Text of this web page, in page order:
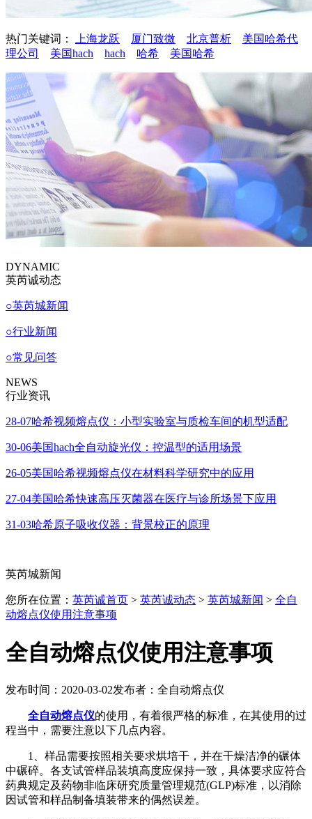
热门关键词： 上海龙跃 厦门致微 北京普析
美国哈希代
理公司
美国hach hach 哈希 美国哈希
DYNAMIC
英芮诚动态
○英芮城新闻
○行业新闻
○常见问答
NEWS
行业资讯
28-07哈希视频熔点仪：小型实验室与质检车间的机型适配
30-06美国hach全自动旋光仪：控温型的适用场景
26-05美国哈希视频熔点仪在材料科学研究中的应用
27-04美国哈希快速高压灭菌器在医疗与诊所场景下应用
31-03哈希原子吸收仪器：背景校正的原理
英芮城新闻
您所在位置： 英芮诚首页 > 英芮诚动态 > 英芮城新闻 > 全自
动熔点仪使用注意事项
全自动熔点仪使用注意事项
发布时间：2020-03-02发布者：全自动熔点仪
全自动熔点仪的使用，有着很严格的标准，在其使用的过
程当中，需要注意以下几点内容。
1、样品需要按照相关要求烘培干，并在干燥洁净的碾体
中碾碎。各支试管样品装填高度应保持一致，具体要求应符合
药典规定及药物非临床研究质量管理规范(GLP)标准，以消除
因试管和样品制备填装带来的偶然误差。